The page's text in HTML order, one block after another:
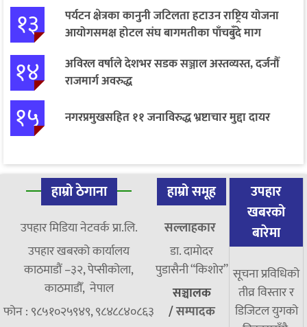
१३
पर्यटन क्षेत्रका कानुनी जटिलता हटाउन राष्ट्रिय योजना
आयोगसमक्ष होटल संघ बागमतीका पाँचबुँदे माग
१४
अविरल वर्षाले देशभर सडक सञ्जाल अस्तव्यस्त, दर्जनौँ
राजमार्ग अवरुद्ध
१५ नगरप्रमुखसहित ११ जनाविरुद्ध भ्रष्टाचार मुद्दा दायर
हाम्रो ठेगाना
उपहार मिडिया नेटवर्क प्रा.लि.
उपहार खबरको कार्यालय
काठमाडौं –३२, पेप्सीकोला,
काठमाडौँ, नेपाल
फोन : ९८५१०२५९४९, ९८४८८४०८६३
हाम्रो समूह
सल्लाहकार
डा. दामाेदर
पुडासैनी “किशाेर”
सञ्चालक
/सम्पादक
उपहार
खबरको
बारेमा
सूचना प्रविधिको
तीव्र विस्तार र
डिजिटल युगको